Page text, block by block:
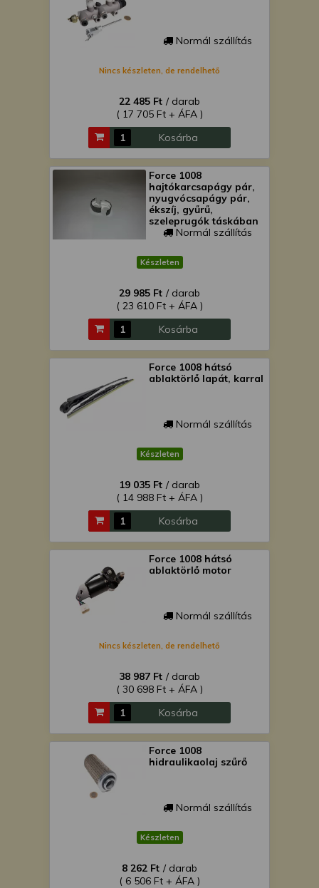
Normál szállítás
Nincs készleten, de rendelhető
22 485 Ft / darab
( 17 705 Ft + ÁFA )
Kosárba
Force 1008
hajtókarcsapágy pár,
nyugvócsapágy pár,
ékszíj, gyűrű,
szeleprugók táskában
Normál szállítás
Készleten
29 985 Ft / darab
( 23 610 Ft + ÁFA )
Kosárba
Force 1008 hátsó
ablaktörlő lapát, karral
Normál szállítás
Készleten
19 035 Ft / darab
( 14 988 Ft + ÁFA )
Kosárba
Force 1008 hátsó
ablaktörlő motor
Normál szállítás
Nincs készleten, de rendelhető
38 987 Ft / darab
( 30 698 Ft + ÁFA )
Kosárba
Force 1008
hidraulikaolaj szűrő
Normál szállítás
Készleten
8 262 Ft / darab
( 6 506 Ft + ÁFA )